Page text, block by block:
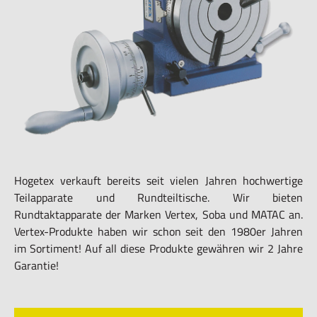
Hogetex verkauft bereits seit vielen Jahren hochwertige
Teilapparate und Rundteiltische. Wir bieten
Rundtaktapparate der Marken Vertex, Soba und MATAC an.
Vertex-Produkte haben wir schon seit den 1980er Jahren
im Sortiment! Auf all diese Produkte gewähren wir 2 Jahre
Garantie!